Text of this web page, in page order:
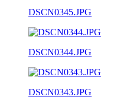
DSCN0345.JPG
DSCN0344.JPG
DSCN0343.JPG